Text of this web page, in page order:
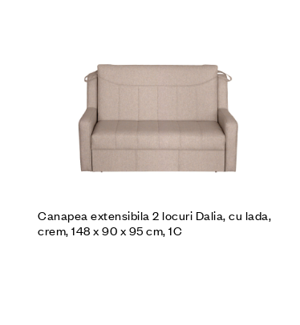
Canapea extensibila 2 locuri Dalia, cu lada,
crem, 148 x 90 x 95 cm, 1C